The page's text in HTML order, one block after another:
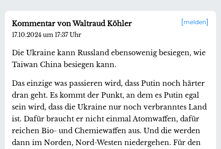
melden
Kommentar von Waltraud Köhler
17.10.2024 um 17:37 Uhr
Die Ukraine kann Russland ebensowenig besiegen, wie
Taiwan China besiegen kann.
Das einzige was passieren wird, dass Putin noch härter
dran geht. Es kommt der Punkt, an dem es Putin egal
sein wird, dass die Ukraine nur noch verbranntes Land
ist. Dafür braucht er nicht einmal Atomwaffen, dafür
reichen Bio- und Chemiewaffen aus. Und die werden
dann im Norden, Nord-Westen niedergehen. Für den